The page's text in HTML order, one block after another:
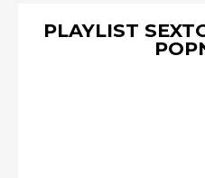
PLAYLIST